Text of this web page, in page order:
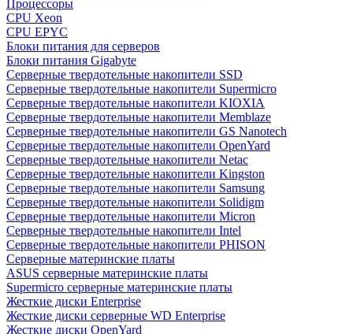
Процессоры
CPU Xeon
CPU EPYC
Блоки питания для серверов
Блоки питания Gigabyte
Серверные твердотельные накопители SSD
Cерверные твердотельные накопители Supermicro
Cерверные твердотельные накопители KIOXIA
Cерверные твердотельные накопители Memblaze
Cерверные твердотельные накопители GS Nanotech
Серверные твердотельные накопители OpenYard
Серверные твердотельные накопители Netac
Cерверные твердотельные накопители Kingston
Cерверные твердотельные накопители Samsung
Cерверные твердотельные накопители Solidigm
Cерверные твердотельные накопители Micron
Cерверные твердотельные накопители Intel
Cерверные твердотельные накопители PHISON
Серверные материнские платы
ASUS серверные материнские платы
Supermicro серверные материнские платы
Жесткие диски Enterprise
Жесткие диски серверные WD Enterprise
Жесткие диски OpenYard